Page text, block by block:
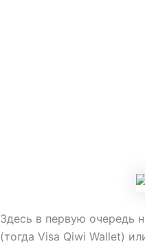
Здесь в первую очередь
(тогда Visa Qiwi Wallet)